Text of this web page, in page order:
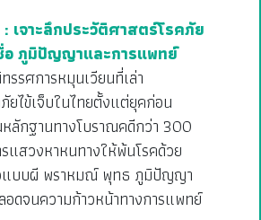
เจาะลึกประวัติศาสตร์โรคภัย
อ ภูมิปัญญาและการแพทย์
รศการหมุนเวียนที่เล่า
ยไข้เจ็บในไทยตั้งแต่ยุคก่อน
ลักฐานทางโบราณคดีกว่า 300
แสวงหาหนทางให้พ้นโรคด้วย
แบบผี พราหมณ์ พุทธ ภูมิปัญญา
ดจนความก้าวหน้าทางการแพทย์